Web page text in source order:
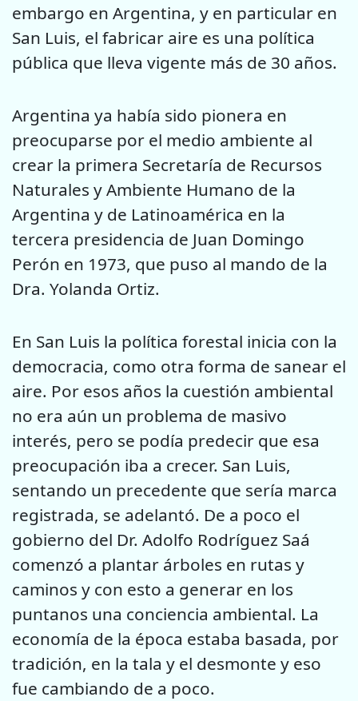
embargo en Argentina, y en particular en
San Luis, el fabricar aire es una política
pública que lleva vigente más de 30 años.
Argentina ya había sido pionera en
preocuparse por el medio ambiente al
crear la primera Secretaría de Recursos
Naturales y Ambiente Humano de la
Argentina y de Latinoamérica en la
tercera presidencia de Juan Domingo
Perón en 1973, que puso al mando de la
Dra. Yolanda Ortiz.
En San Luis la política forestal inicia con la
democracia, como otra forma de sanear el
aire. Por esos años la cuestión ambiental
no era aún un problema de masivo
interés, pero se podía predecir que esa
preocupación iba a crecer. San Luis,
sentando un precedente que sería marca
registrada, se adelantó. De a poco el
gobierno del Dr. Adolfo Rodríguez Saá
comenzó a plantar árboles en rutas y
caminos y con esto a generar en los
puntanos una conciencia ambiental. La
economía de la época estaba basada, por
tradición, en la tala y el desmonte y eso
fue cambiando de a poco.